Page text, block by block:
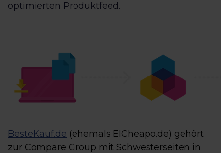
optimierten Produktfeed.
BesteKauf.de (ehemals ElCheapo.de) gehört
zur Compare Group mit Schwesterseiten in